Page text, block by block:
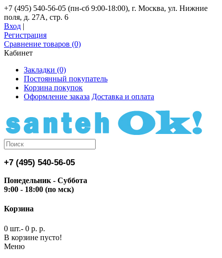
+7 (495) 540-56-05 (пн-сб 9:00-18:00), г. Москва, ул. Нижние
поля, д. 27А, стр. 6
Вход |
Регистрация
Сравнение товаров (0)
Кабинет
Закладки (0)
Постоянный покупатель
Корзина покупок
Оформление заказа Доставка и оплата
+7 (495) 540-56-05
Понедельник - Суббота
9:00 - 18:00 (по мск)
Корзина
0 шт.- 0 р. р.
В корзине пусто!
Меню